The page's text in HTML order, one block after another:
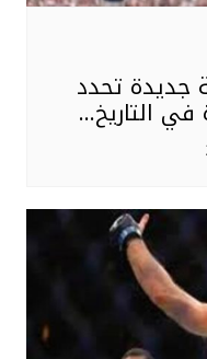
جديدة تحدد
في التاريخ…